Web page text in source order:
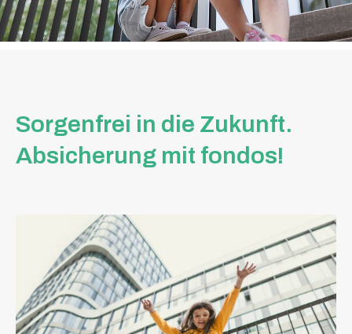
Sorgenfrei in die Zukunft.
Absicherung mit fondos!